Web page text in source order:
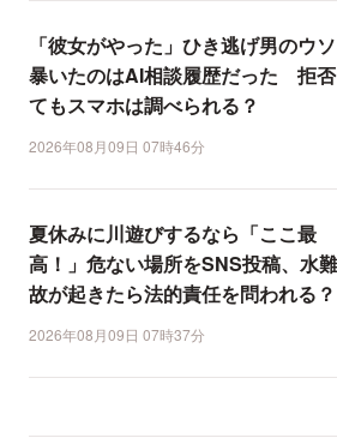
「彼女がやった」ひき逃げ男のウ
暴いたのはAI相談履歴だった 拒
てもスマホは調べられる？
2026年08月09日 07時46分
夏休みに川遊びするなら「ここ最
高！」危ない場所をSNS投稿、水
故が起きたら法的責任を問われる？
2026年08月09日 07時37分